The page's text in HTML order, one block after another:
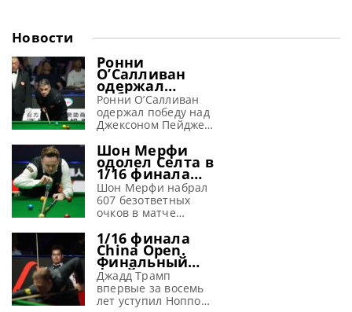
профессиональном снукерном сезоне 2026-27 скоро
начнется первый крупный турнир — Shanghai Masters
2026. Он пройдет с 27 июля (понедельник) по 2 августа
Новости
Ронни
О’Салливан
одержал
победу во
второй день
China Open
2026 и вышел в
1/8 финала
Ронни О’Салливан
одержал победу над
Джексоном Пейджем
турнире China Open
2026, сообщает WST
Несмотря на не
самый уверенный
старт, Ронни
О’Салливан одержал
первом матче на
турнире China Open
2026. Встреча,
ставшая для него
35-й подряд в
высшем дивизионе
Шон Мерфи
одолел Селта в
1/16 финала
турнира в
Тайюане,
установив
новый рекорд
Шон Мерфи набрал
607 безответных
очков в матче
Селта, разгромив
его со счетом 6-0 и
выйдя в 1/8 финала
на турнире China
Open 2026,
сообщает WST Шон
1/16 финала
China Open.
Финальный
фрейм матча
Джадд Трамп
vs Ноппон
Джадд Трамп
впервые за восемь
лет уступил Ноппону